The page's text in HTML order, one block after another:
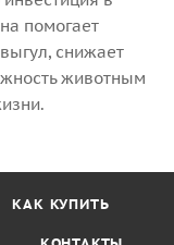
помогает
снижает
животным
КАК КУПИТЬ